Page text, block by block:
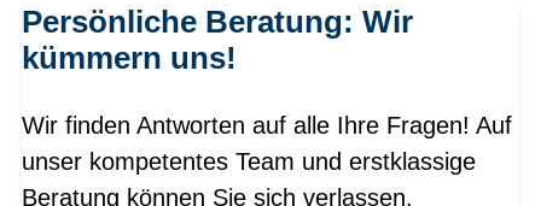
Persönliche Beratung: Wir
kümmern uns!
Wir finden Antworten auf alle Ihre Fragen! Auf
unser kompetentes Team und erstklassige
Beratung können Sie sich verlassen.